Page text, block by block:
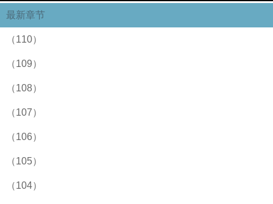
最新章节
（110）
（109）
（108）
（107）
（106）
（105）
（104）